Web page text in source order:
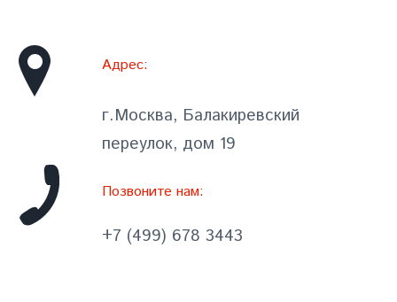
Адрес:
г.Москва, Балакиревский
переулок, дом 19
Позвоните нам:
+7 (499) 678 3443